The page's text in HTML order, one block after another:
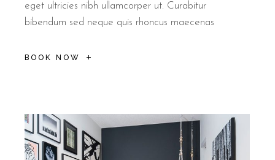
eget ultricies nibh ullamcorper ut. Curabitur
bibendum sed neque quis rhoncus maecenas
BOOK NOW